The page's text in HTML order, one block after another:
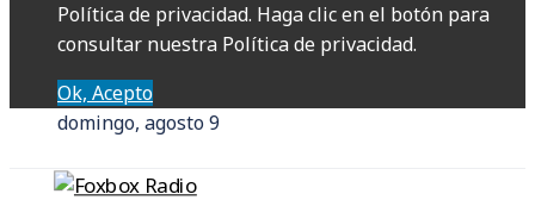
Política de privacidad. Haga clic en el botón para
consultar nuestra Política de privacidad.
Ok, Acepto
domingo, agosto 9